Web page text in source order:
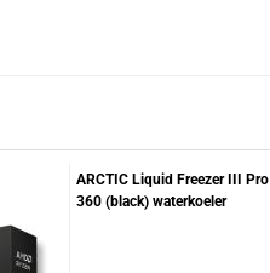
ARCTIC Liquid Freezer III Pro
360 (black) waterkoeler